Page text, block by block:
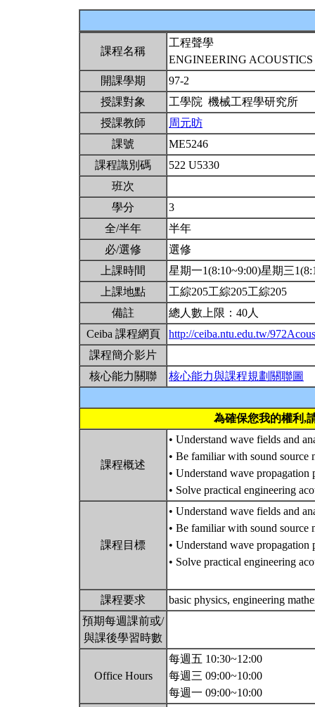
課程名稱
工程聲學
ENGINEERING ACOUSTICS
開課學期
97-2
授課對象
工學院 機械工程學研究所
授課教師
周元昉
課號
ME5246
課程識別碼
522 U5330
班次
學分
3
全/半年
半年
必/選修
選修
上課時間
星期一1(8:10~9:00)星期三
上課地點
工綜205工綜205工綜205
備註
總人數上限：40人
Ceiba 課程網頁
http://ceiba.ntu.edu.tw/
課程簡介影片
核心能力關聯
核心能力與課程規劃關聯圖
為確保您我的權利,
課程概述
• Understand wave fields and
• Be familiar with sound source
• Understand wave propagation
• Solve practical engineering
課程目標
• Understand wave fields and
• Be familiar with sound source
• Understand wave propagation
• Solve practical engineering
課程要求
basic physics, engineering
預期每週課前或/
與課後學習時數
Office Hours
每週五 10:30~12:00
每週三 09:00~10:00
每週一 09:00~10:00